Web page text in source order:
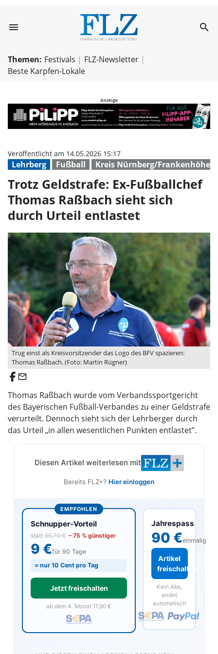
menu Trotz search
Themen: Festivals
FLZ-Newsletter
Beste Karpfen-Lokale
Lehrberg Fußball Kreis Nürnberg/Frankenhöhe
Veröffentlicht am 14.05.2026 15:17
Trotz Geldstrafe: Ex-Fußballchef
Thomas Raßbach sieht sich
durch Urteil entlastet
Trug einst als Kreisvorsitzender das Logo des BFV spazieren:
Thomas Raßbach. (Foto: Martin Rügner)
email
Thomas Raßbach wurde vom Verbandssportgericht
des Bayerischen Fußball-Verbandes zu einer Geldstrafe
verurteilt. Dennoch sieht sich der Lehrberger durch
das Urteil „in allen wesentlichen Punkten entlastet”.
Diesen Artikel weiterlesen mit
Bereits FLZ+? Hier einloggen
Jahrespass
90 €einmalig
Artikel
freischalten
Kein Abo,
endet
automatisch
EMPFOHLEN
Schnupper-Vorteil
statt 35,70 € – 75 % günstiger
9 €für 90 Tage
= nur 10 Cent pro Tag
Jetzt freischalten
ab dem 4. Monat 11,90 €